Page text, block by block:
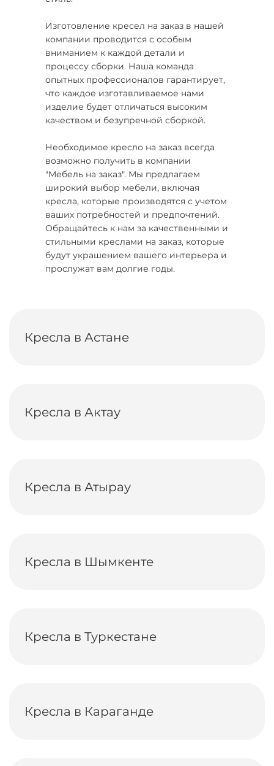
Изготовление кресел на заказ в нашей
компании проводится с особым
вниманием к каждой детали и
процессу сборки. Наша команда
опытных профессионалов гарантирует,
что каждое изготавливаемое нами
изделие будет отличаться высоким
качеством и безупречной сборкой.
Необходимое кресло на заказ всегда
возможно получить в компании
"Мебель на заказ". Мы предлагаем
широкий выбор мебели, включая
кресла, которые производятся с учетом
ваших потребностей и предпочтений.
Обращайтесь к нам за качественными и
стильными креслами на заказ, которые
будут украшением вашего интерьера и
прослужат вам долгие годы.
Кресла в Астане
Кресла в Актау
Кресла в Атырау
Кресла в Шымкенте
Кресла в Туркестане
Кресла в Караганде